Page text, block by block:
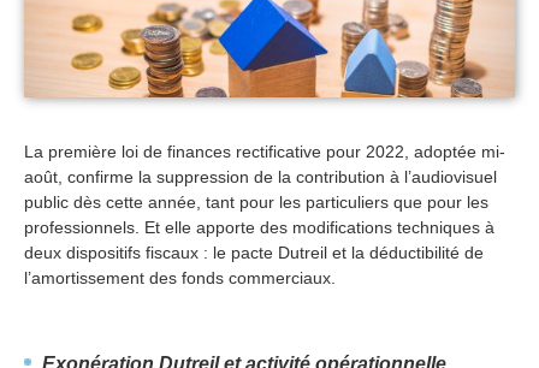
La première loi de finances rectificative pour 2022, adoptée mi-
août, confirme la suppression de la contribution à l’audiovisuel
public dès cette année, tant pour les particuliers que pour les
professionnels. Et elle apporte des modifications techniques à
deux dispositifs fiscaux : le pacte Dutreil et la déductibilité de
l’amortissement des fonds commerciaux.
Exonération Dutreil et activité opérationnelle